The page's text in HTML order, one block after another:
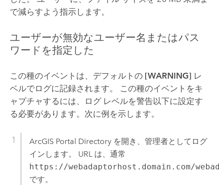
で減らすよう指示します。
ユーザーが無効なユーザー名またはパス
ワードを指定した
この種のイベントは、デフォルトの [WARNING] レ
ベルでログに記録されます。 この種のイベントをキ
ャプチャするには、ログ レベルを警告以下に設定す
る必要があります。次に例を示します。
ArcGIS Portal Directory を開き、管理者としてログ
インします。 URL は、通常
https://webadaptorhost.domain.com/
です。